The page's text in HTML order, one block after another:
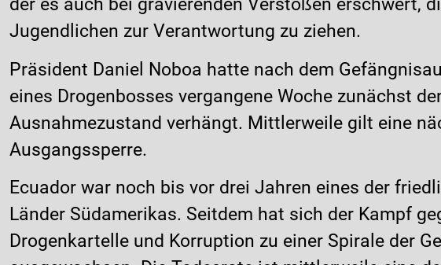
der es auch bei gravierenden Verstößen erschwert,
Jugendlichen zur Verantwortung zu ziehen.
Präsident Daniel Noboa hatte nach dem
eines Drogenbosses vergangene Woche zunächst
Ausnahmezustand verhängt. Mittlerweile gilt eine
Ausgangssperre.
Ecuador war noch bis vor drei Jahren eines der
Länder Südamerikas. Seitdem hat sich der Kampf
Drogenkartelle und Korruption zu einer Spirale der